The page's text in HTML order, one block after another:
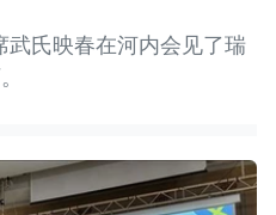
武氏映春在河内会见了瑞